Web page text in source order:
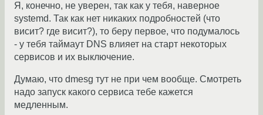
Я, конечно, не уверен, так как у тебя, наверное
systemd. Так как нет никаких подробностей (что
висит? где висит?), то беру первое, что подумалось
- у тебя таймаут DNS влияет на старт некоторых
сервисов и их выключение.
Думаю, что dmesg тут не при чем вообще. Смотреть
надо запуск какого сервиса тебе кажется
медленным.